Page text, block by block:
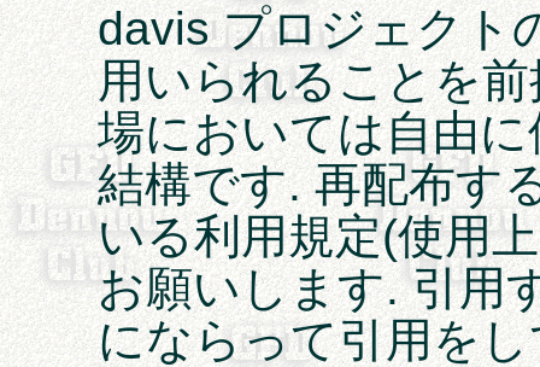
davis プロジェクト
用いられることを
場においては自由
結構です. 再配布す
いる利用規定(使用
お願いします. 引用
にならって引用を